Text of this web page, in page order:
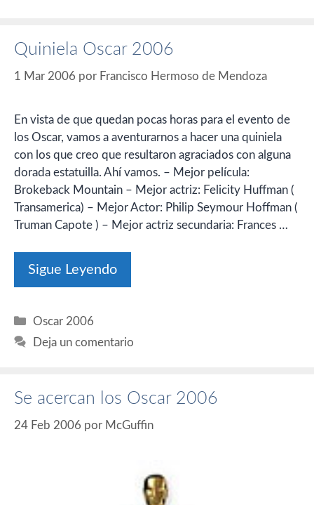
Quiniela Oscar 2006
1 Mar 2006 por Francisco Hermoso de Mendoza
En vista de que quedan pocas horas para el evento de
los Oscar, vamos a aventurarnos a hacer una quiniela
con los que creo que resultaron agraciados con alguna
dorada estatuilla. Ahí vamos. – Mejor película:
Brokeback Mountain – Mejor actriz: Felicity Huffman (
Transamerica) – Mejor Actor: Philip Seymour Hoffman (
Truman Capote ) – Mejor actriz secundaria: Frances …
Sigue Leyendo
Categorías
Oscar 2006
Deja un comentario
Se acercan los Oscar 2006
24 Feb 2006 por McGuffin